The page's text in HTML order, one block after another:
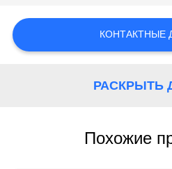
КАРТА
КОНТАКТНЫЕ
РАСКРЫТЬ
Похожие